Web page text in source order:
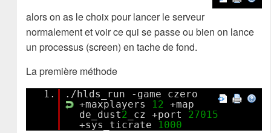
alors on as le choix pour lancer le serveur
normalement et voir ce qui se passe ou bien on lance
un processus (screen) en tache de fond.
La première méthode
1.
./hlds_run -game czero
+maxplayers 12 +map
de_dust2 _cz +port 27015
+sys_ticrate 1000